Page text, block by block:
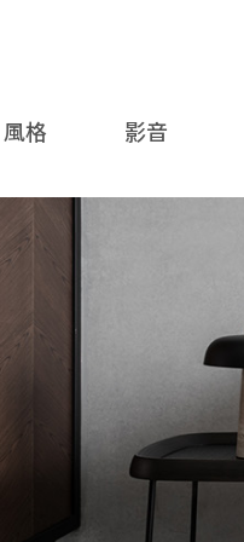
風格 影音